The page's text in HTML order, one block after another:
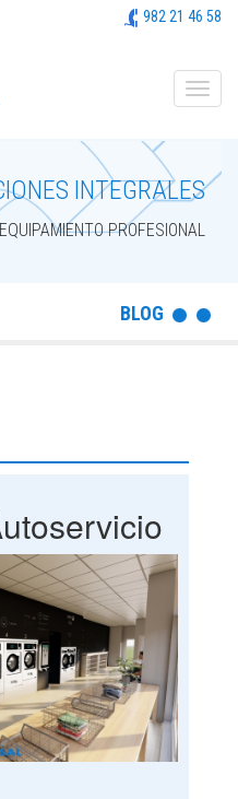
982 21 46 58
INTEGRALES
EQUIPAMIENTO PROFESIONAL
BLOG